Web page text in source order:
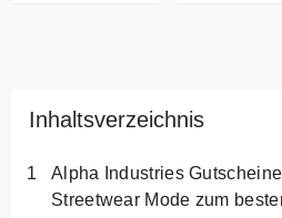
Inhaltsverzeichnis
Alpha Industries
Streetwear Mode zum